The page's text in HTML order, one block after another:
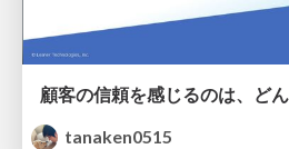
tanaken0515